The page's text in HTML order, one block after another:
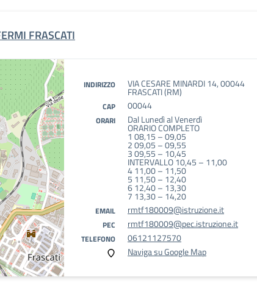
FRASCATI
INDIRIZZO VIA CESARE MINARDI 14, 00044
FRASCATI (RM)
CAP 00044
ORARI Dal Lunedì al Venerdì
ORARIO COMPLETO
1 08,15 – 09,05
2 09,05 – 09,55
3 09,55 – 10,45
INTERVALLO 10,45 – 11,00
4 11,00 – 11,50
5 11,50 – 12,40
6 12,40 – 13,30
7 13,30 – 14,20
EMAIL rmtf180009@istruzione.it
PEC rmtf180009@pec.istruzione.it
TELEFONO
06121127570
Naviga su Google Map